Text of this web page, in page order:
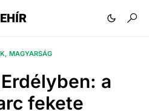
EHÍR
MAGYARSÁG
a
fekete